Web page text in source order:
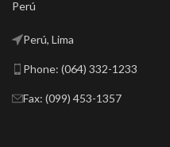
Perú
Perú, Lima
Phone: (064) 332-1233
Fax: (099) 453-1357